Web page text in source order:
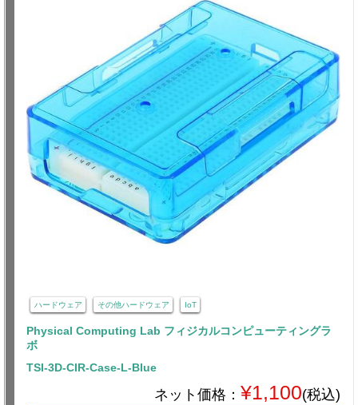
ハードウェア その他ハードウェア IoT
Physical Computing Lab フィジカルコンピューティングラ
ボ
TSI-3D-CIR-Case-L-Blue
ネット価格： ¥1,100(税込)